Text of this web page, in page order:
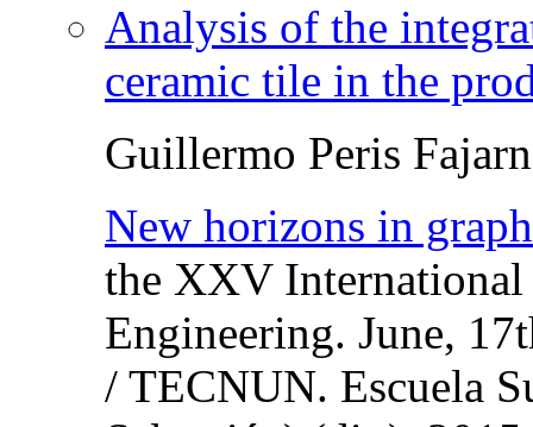
Analysis of the
ceramic tile in the
Guillermo Peris
New horizons in
the XXV International
Engineering. June,
/ TECNUN. Escuela